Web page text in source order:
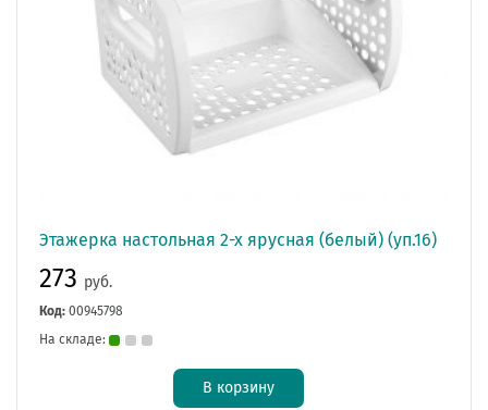
Этажерка настольная 2-х ярусная (белый) (уп.16)
273 руб.
Код: 00945798
На складе:
В корзину